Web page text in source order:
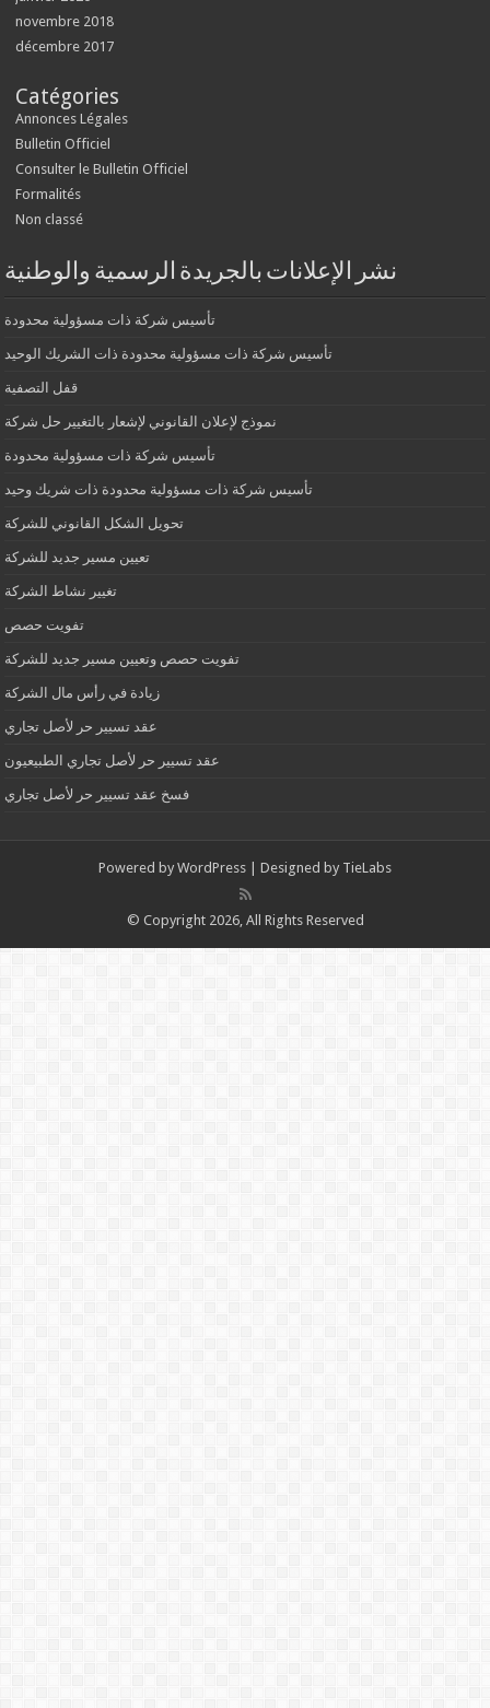
novembre 2018
décembre 2017
Catégories
Annonces Légales
Bulletin Officiel
Consulter le Bulletin Officiel
Formalités
Non classé
نشر الإعلانات بالجريدة الرسمية والوطنية
تأسيس شركة ذات مسؤولية محدودة
تأسيس شركة ذات مسؤولية محدودة ذات الشريك الوحيد
قفل التصفية
نموذج لإعلان القانوني لإشعار بالتغيير حل شركة
تأسيس شركة ذات مسؤولية محدودة
تأسيس شركة ذات مسؤولية محدودة ذات شريك وحيد
تحويل الشكل القانوني للشركة
تعيين مسير جديد للشركة
تغيير نشاط الشركة
تفويت حصص
تفويت حصص وتعيين مسير جديد للشركة
زيادة في رأس مال الشركة
عقد تسيير حر لأصل تجاري
عقد تسيير حر لأصل تجاري الطبيعيون
فسخ عقد تسيير حر لأصل تجاري
Powered by WordPress | Designed by TieLabs
© Copyright 2026, All Rights Reserved